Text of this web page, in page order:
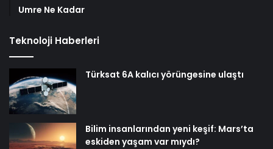
Umre Ne Kadar
Teknoloji Haberleri
Türksat 6A kalıcı yörüngesine ulaştı
Bilim insanlarından yeni keşif: Mars’ta
eskiden yaşam var mıydı?